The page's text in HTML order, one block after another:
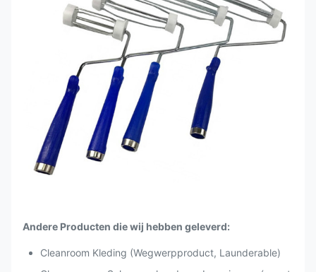
Andere Producten die wij hebben geleverd:
Cleanroom Kleding (Wegwerpproduct, Launderable)